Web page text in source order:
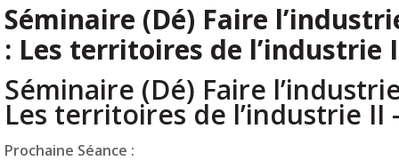
Séminaire (Dé) Faire
: Les territoires de l’industrie
Séminaire (Dé) Faire
Les territoires de l’industrie II
Prochaine Séance :